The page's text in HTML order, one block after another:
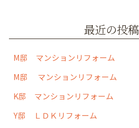
o
k
最近の投稿
M邸 マンションリフォーム
M邸 マンションリフォーム
K邸 マンションリフォーム
Y邸 ＬＤＫリフォーム